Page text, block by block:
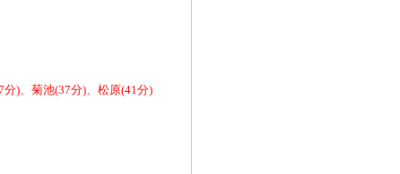
)、菊池(37分)、松原(41分)